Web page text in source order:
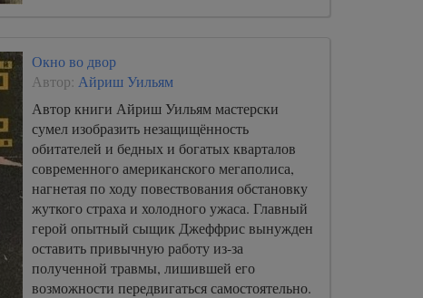
Окно во двор
Автор: Айриш Уильям
Автор книги Айриш Уильям мастерски
сумел изобразить незащищённость
обитателей и бедных и богатых кварталов
современного американского мегаполиса,
нагнетая по ходу повествования обстановку
жуткого страха и холодного ужаса. Главный
герой опытный сыщик Джеффрис вынужден
оставить привычную работу из-за
полученной травмы, лишившей его
возможности передвигаться самостоятельно.